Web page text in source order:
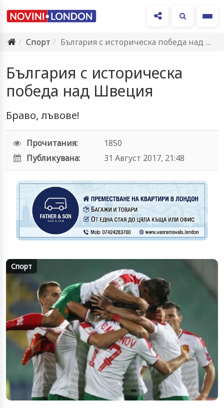
Спорт
България с историческа победа над Швеция
България с историческа
победа над Швеция
Браво, лъвове!
Прочитания:
1850
Публикувана:
31 Август 2017, 21:48
Спорт